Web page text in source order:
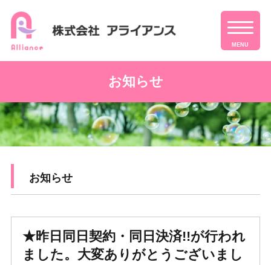
MENU
お知らせ
お知らせ
★昨日同日契約・同日決済!!が行われ
ました。大変ありがとうございまし